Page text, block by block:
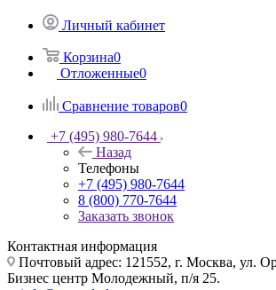
Личный кабинет
Корзина0
Отложенные0
Сравнение товаров0
+7 (495) 980-7644
Назад
Телефоны
+7 (495) 980-7644
8 (800) 770-7644
Заказать звонок
Контактная информация
Почтовый адрес: 121552, г. Москва, ул.
Бизнес центр Молодежный, п/я 25.